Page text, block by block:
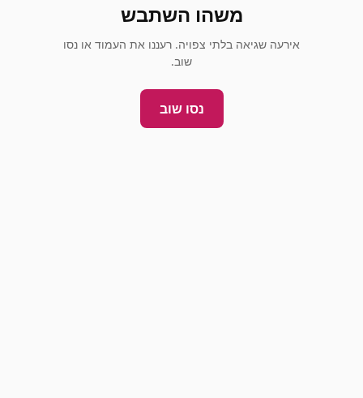
משהו השתבש
אירעה שגיאה בלתי צפויה. רעננו את העמוד או נסו
שוב.
נסו שוב